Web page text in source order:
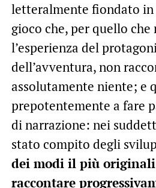
letteralmente fiondato
gioco che, per quello che
l’esperienza del
dell’avventura, non
assolutamente niente; e
prepotentemente a fare
di narrazione: nei
stato compito degli
dei modi il più originali
raccontare